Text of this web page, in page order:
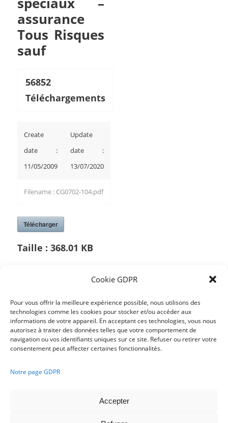
Cookie GDPR
Pour vous offrir la meilleure expérience possible, nous utilisons des
technologies comme les cookies pour stocker et/ou accéder aux
informations de votre appareil. En acceptant ces technologies, vous nous
autorisez à traiter des données telles que votre comportement de
navigation ou vos identifiants uniques sur ce site. Refuser ou retirer votre
consentement peut affecter certaines fonctionnalités.
Notre page GDPR
Accepter
assurance
Tous Risques
sauf
56852
Téléchargements
Create
date :
11/05/2009
Update
date :
13/07/2020
Filename : CG0702-104.pdf
Télécharger
Taille : 368.01 KB
Partager cette publication